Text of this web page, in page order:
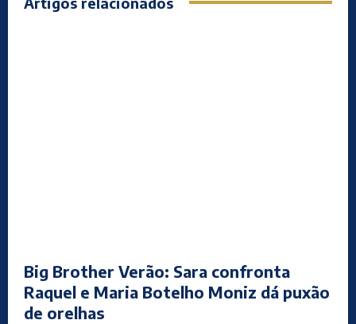
Big Brother Verão: Sara confronta
Raquel e Maria Botelho Moniz dá puxão
de orelhas